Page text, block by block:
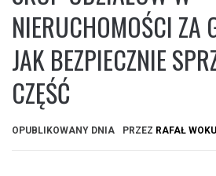
NIERUCHOMOŚCI ZA
JAK BEZPIECZNIE
CZĘŚĆ
OPUBLIKOWANY DNIA PRZEZ RAFAŁ